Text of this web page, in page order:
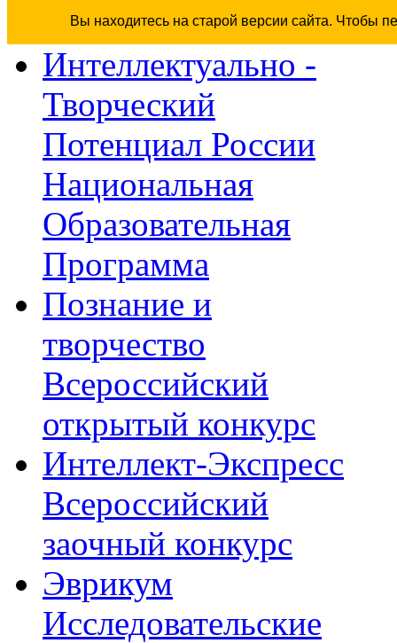
Вы находитесь на старой версии сайта. Чтобы
Интеллектуально -
Творческий
Потенциал России
Национальная
Образовательная
Программа
Познание и
творчество
Всероссийский
открытый конкурс
Интеллект-Экспресс
Всероссийский
заочный конкурс
Эврикум
Исследовательские